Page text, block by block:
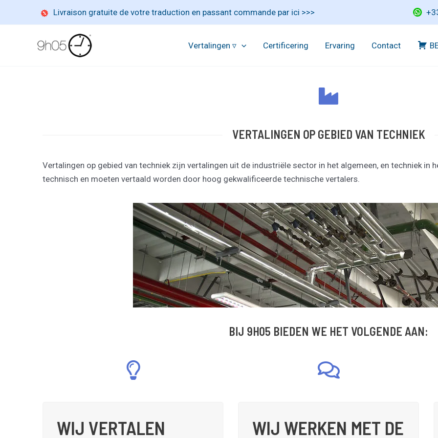
Livraison gratuite de votre traduction en passant commande par ici >>>
Vertalingen ▿ Certificering Ervaring Contact
VERTALINGEN OP GEBIED VAN TECHNIEK
Vertalingen op gebied van techniek zijn vertalingen uit de industriële sector in het algemeen, en techniek in
technisch en moeten vertaald worden door hoog gekwalificeerde technische vertalers.
BIJ 9H05 BIEDEN WE HET VOLGENDE AAN:
WIJ VERTALEN WIJ WERKEN MET DE